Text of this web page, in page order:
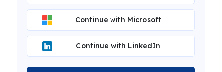
Continue with Microsoft
Continue with LinkedIn